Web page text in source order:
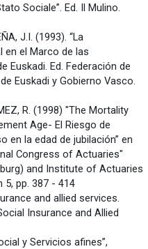
Sociale”. Ed. Il Mulino.
J.I. (1993). “La
en el Marco de las
Euskadi. Ed. Federación de
Euskadi y Gobierno Vasco.
R. (1998) "The Mortality
Age- El Riesgo de
en la edad de jubilación” en
Congress of Actuaries"
and Institute of Actuaries
5, pp. 387 - 414
and allied services.
Insurance and Allied
y Servicios afines”,